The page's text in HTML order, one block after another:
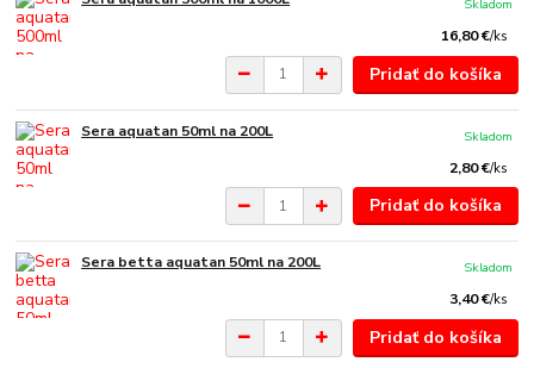
16,80 €/ks
Skladom
Pridať do košíka
Sera aquatan 50ml na 200L
2,80 €/ks
Skladom
Pridať do košíka
Sera betta aquatan 50ml na 200L
3,40 €/ks
Skladom
Pridať do košíka